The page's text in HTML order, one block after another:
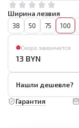
Ширина лезвия
38
50 75 100
Скоро закончится
13 BYN
Нашли дешевле?
Гарантия